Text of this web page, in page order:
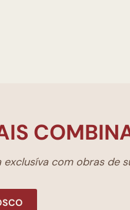
com obras de